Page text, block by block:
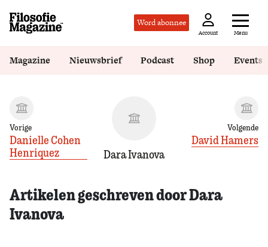
Word abonnee
Account Menu
Magazine Nieuwsbrief Podcast Shop Events
Vorige
Danielle Cohen
Henriquez
Dara Ivanova
Volgende
David Hamers
Artikelen geschreven door Dara
Ivanova